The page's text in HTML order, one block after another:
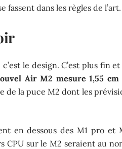
fassent dans les règles de l’art.
le design. C’est plus fin
Air M2 mesure 1,55 cm
de la puce M2 dont les
en dessous des M1 pro et
CPU sur le M2 seraient au